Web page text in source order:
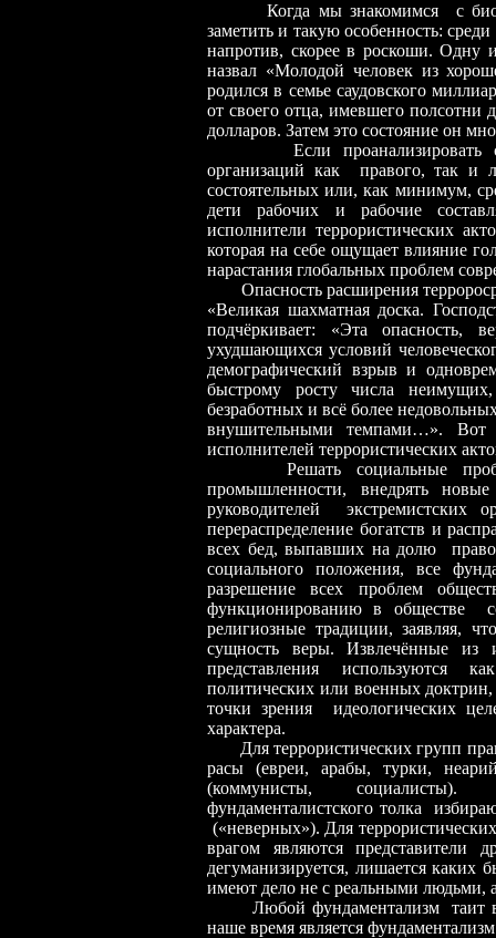
Когда мы знакомимся с
заметить и такую особенность:
напротив, скорее в роскоши. Одну
назвал «Молодой человек из
родился в семье саудовского
от своего отца, имевшего полсотни
долларов. Затем это состояние он
Если проанализировать
организаций как правого, так и
состоятельных или, как минимум,
дети рабочих и рабочие
исполнители террористических
которая на себе ощущает влияние
нарастания глобальных проблем
Опасность расширения
«Великая шахматная доска.
подчёркивает: «Эта опасность,
ухудшающихся условий
демографический взрыв и
быстрому росту числа
безработных и всё более
внушительными темпами…». Вот
исполнителей террористических
Решать социальные
промышленности, внедрять
руководителей экстремистских
перераспределение богатств и
всех бед, выпавших на долю
социального положения, все
разрешение всех проблем
функционированию в обществе
религиозные традиции, заявляя,
сущность веры. Извлечённые из
представления используются
политических или военных
точки зрения идеологических
характера.
Для террористических групп
расы (евреи, арабы, турки,
(коммунисты, социалисты).
фундаменталистского толка
(«неверных»). Для
врагом являются
дегуманизируется, лишается каких
имеют дело не с реальными людьми,
Любой фундаментализм таит
наше время является